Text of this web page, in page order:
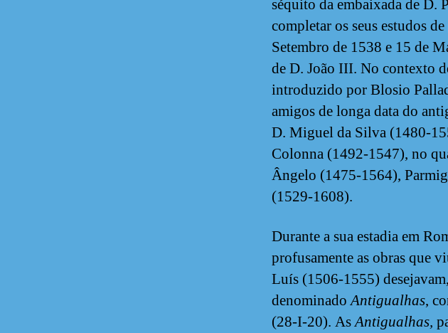
séquito da embaixada de D.
completar os seus estudos
Setembro de 1538 e 15 de
de D. João III. No contexto
introduzido por Blosio
amigos de longa data do
D. Miguel da Silva (1480-
Colonna (1492-1547), no
Ângelo (1475-1564),
(1529-1608).
Durante a sua estadia em
profusamente as obras que
Luís (1506-1555)
denominadoAntigualhas,
(28-I-20). AsAntigualhas,